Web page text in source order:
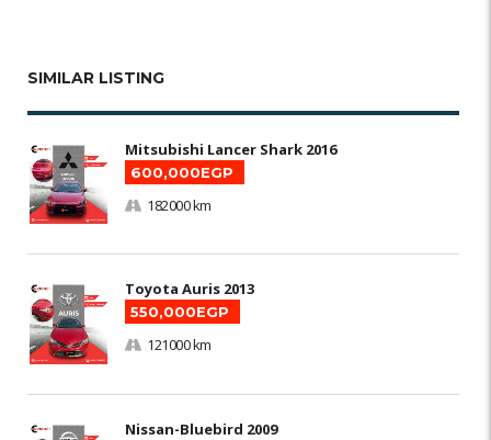
SIMILAR LISTING
Mitsubishi Lancer Shark 2016
600,000EGP
182000 km
Toyota Auris 2013
550,000EGP
121000 km
Nissan-Bluebird 2009